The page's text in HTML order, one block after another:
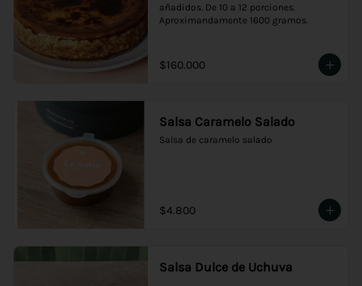
añadidos. De 10 a 12 porciones.
Aproximandamente 1600 gramos.
$160.000
Salsa Caramelo Salado
Salsa de caramelo salado
$4.800
Salsa Dulce de Uchuva